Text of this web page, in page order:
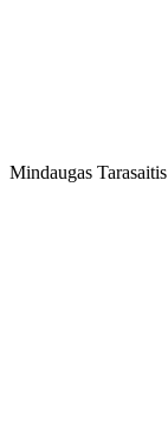
Mindaugas Tarasaitis